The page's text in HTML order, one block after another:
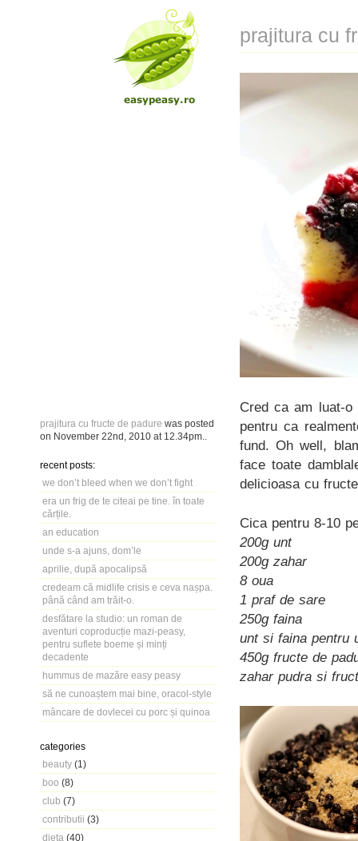
prajitura cu fructe de padure was posted
on November 22nd, 2010 at 12.34pm
recent posts:
we don’t bleed when we don’t fight
era un frig de te citeai pe tine. în toate
cărțile.
an education
unde s-a ajuns, dom’le
aprilie, după apocalipsă
credeam că midlife crisis e ceva nașpa.
până când am trăit-o.
desfătare la studio: un roman de
aventuri coproducție mazi-peasy,
pentru suflete boeme și minți
decadente
hummus de mazăre easy peasy
să ne cunoaștem mai bine, oracol-style
mâncare de dovlecei cu porc și quinoa
categories
beauty (1)
boo (8)
club (7)
contributii (3)
dieta (40)
prajitura cu
Cred ca am luat-
pentru ca
fund. Oh well,
face toate
delicioasa cu
Cica pentru 8-10
200g unt
200g zahar
8 oua
1 praf de sare
250g faina
unt si faina pentru
450g fructe de
zahar pudra si